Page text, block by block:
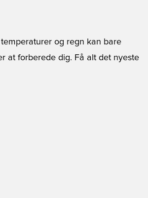
og regn kan bare
at forberede dig. Få alt det nyeste